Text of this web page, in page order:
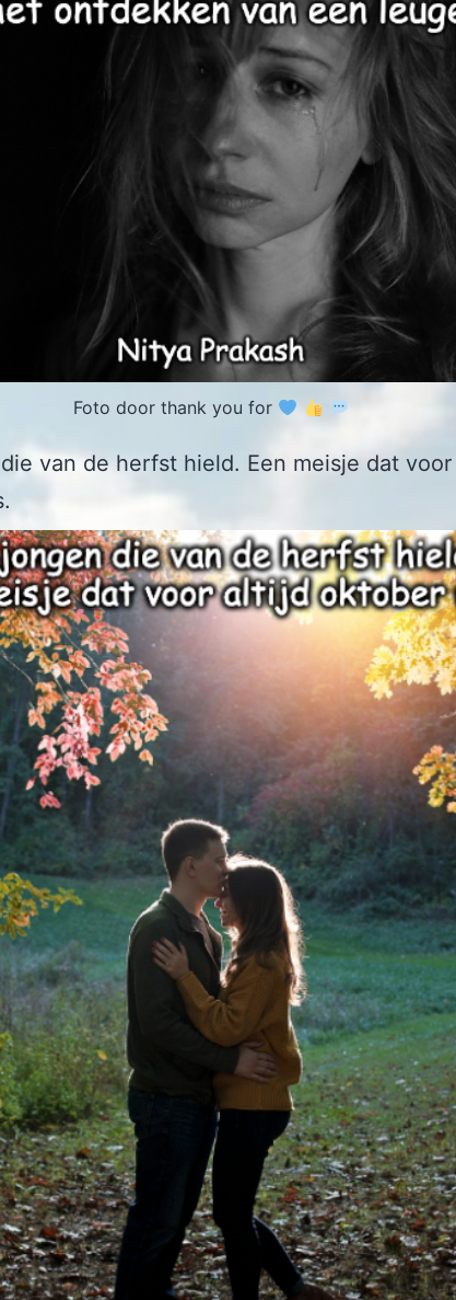
Foto door thank you for
van de herfst hield. Een meisje dat